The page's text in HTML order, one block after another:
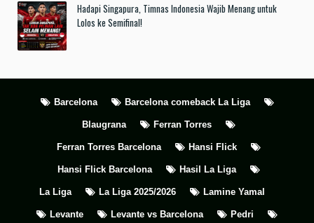
Hadapi Singapura, Timnas Indonesia Wajib Menang untuk
Lolos ke Semifinal!
Barcelona Barcelona comeback La Liga
Blaugrana Ferran Torres
Ferran Torres Barcelona Hansi Flick
Hansi Flick Barcelona Hasil La Liga
La Liga La Liga 2025/2026 Lamine Yamal
Levante Levante vs Barcelona Pedri